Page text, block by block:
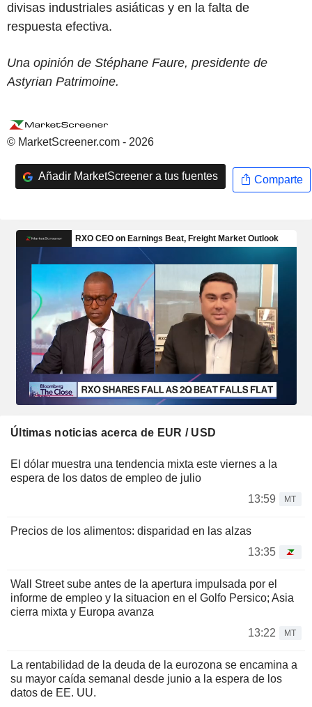
divisas industriales asiáticas y en la falta de
respuesta efectiva.
Una opinión de Stéphane Faure, presidente de
Astyrian Patrimoine.
© MarketScreener.com - 2026
Añadir MarketScreener a tus fuentes Comparte
Últimas noticias acerca de EUR / USD
El dólar muestra una tendencia mixta este viernes a la
espera de los datos de empleo de julio
13:59
MT
Precios de los alimentos: disparidad en las alzas
13:35
Wall Street sube antes de la apertura impulsada por el
informe de empleo y la situacion en el Golfo Persico; Asia
cierra mixta y Europa avanza
13:22
MT
La rentabilidad de la deuda de la eurozona se encamina a
su mayor caída semanal desde junio a la espera de los
datos de EE. UU.